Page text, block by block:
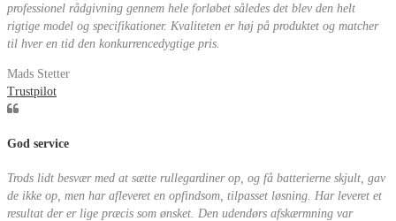
professionel rådgivning gennem hele forløbet således det blev den helt
rigtige model og specifikationer. Kvaliteten er høj på produktet og matcher
til hver en tid den konkurrencedygtige pris.
Mads Stetter
Trustpilot
God service
Trods lidt besvær med at sætte rullegardiner op, og få batterierne skjult, gav
de ikke op, men har afleveret en opfindsom, tilpasset løsning. Har leveret et
resultat der er lige præcis som ønsket. Den udendørs afskærmning var